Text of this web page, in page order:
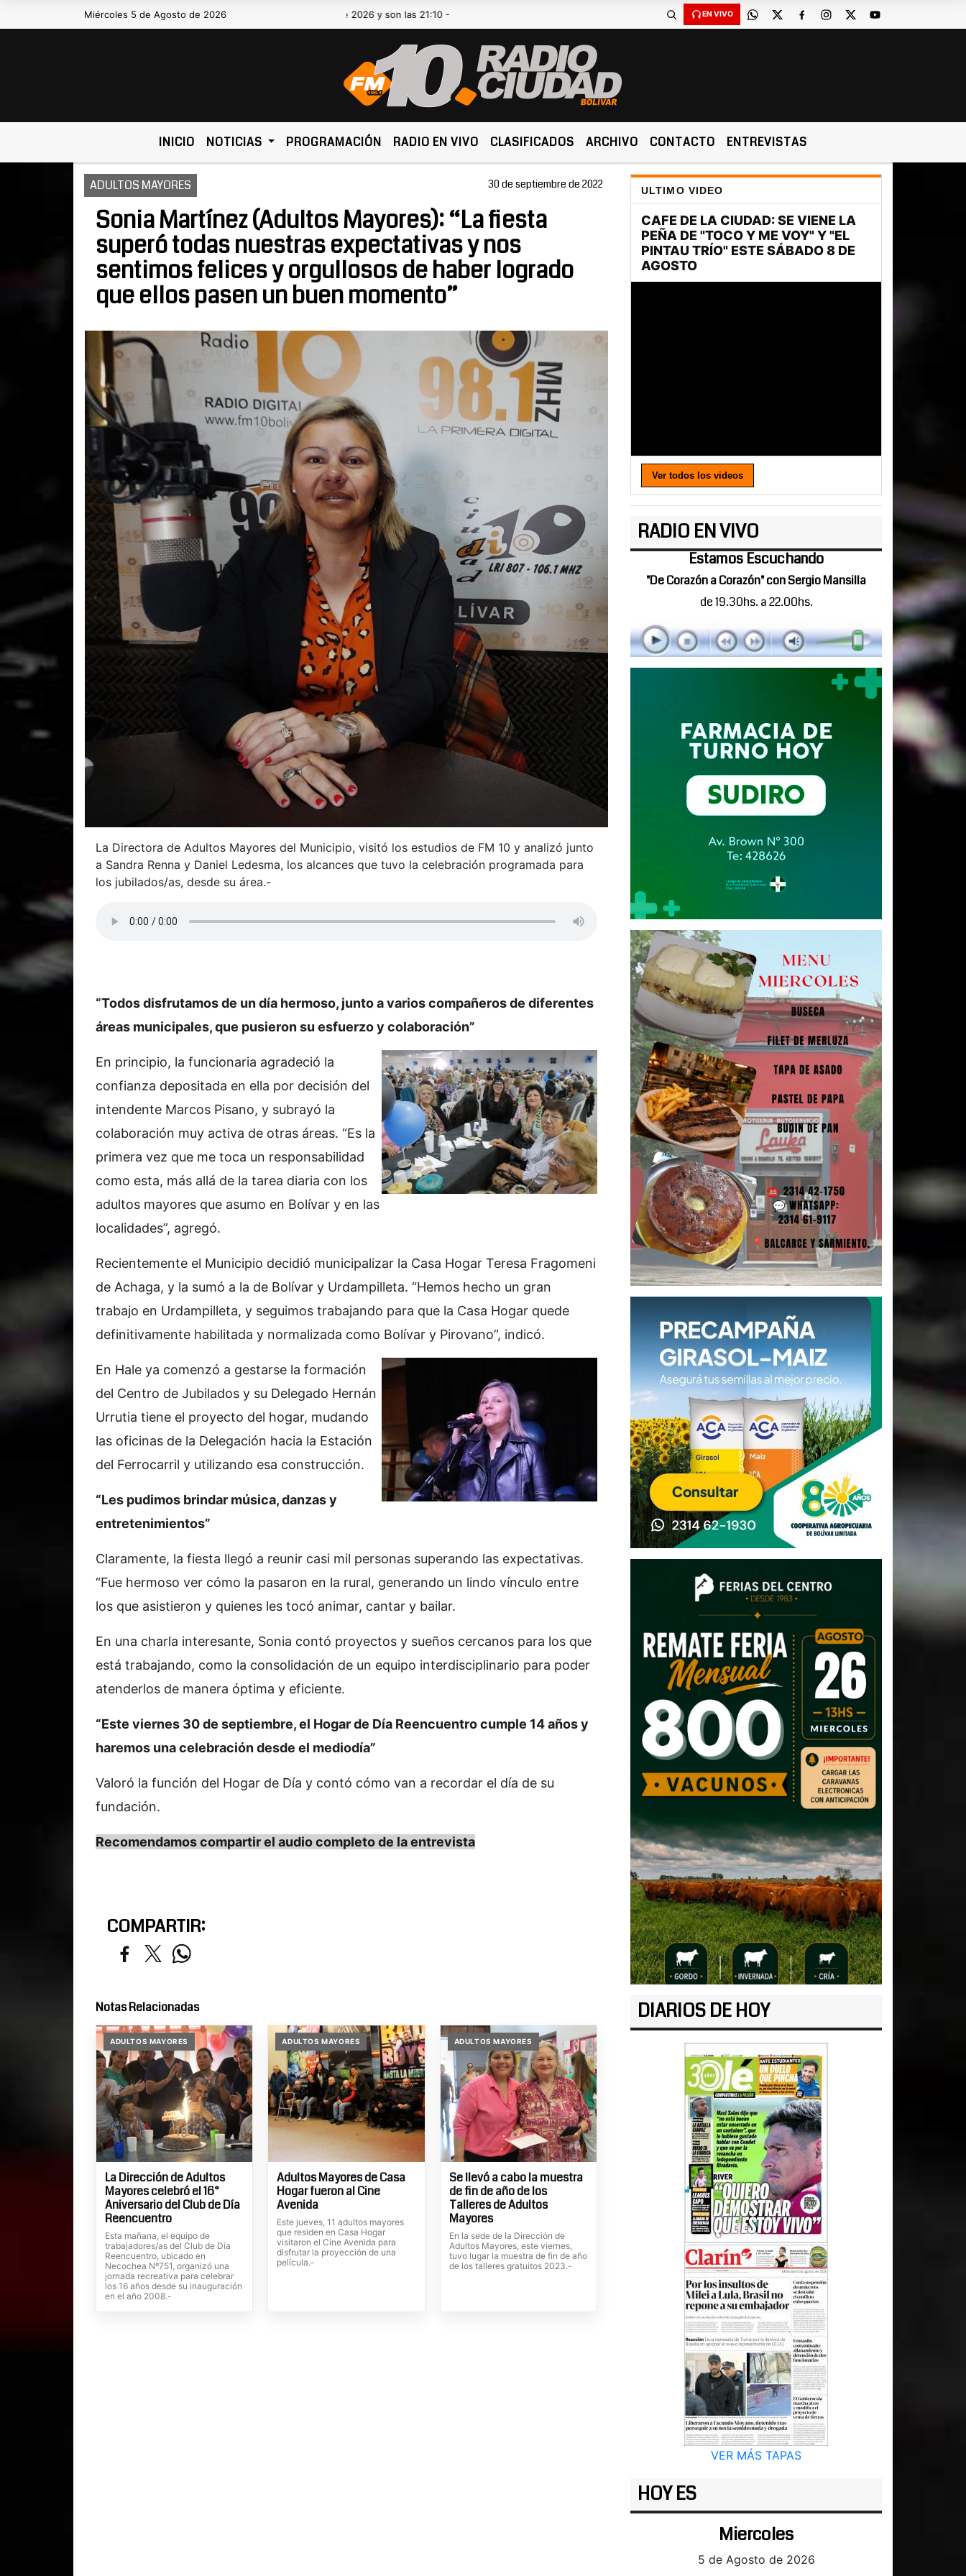
Miércoles 5 de Agosto de 2026
Hoy es Miércoles 5 de Agosto de 2026 y son las 21:10 - EN VIVO
INICIO NOTICIAS PROGRAMACIÓN RADIO EN VIVO CLASIFICADOS ARCHIVO CONTACTO ENTREVISTAS
ADULTOS MAYORES 30 de septiembre de 2022
Sonia Martínez (Adultos Mayores): “La fiesta
superó todas nuestras expectativas y nos
sentimos felices y orgullosos de haber logrado
que ellos pasen un buen momento”
La Directora de Adultos Mayores del Municipio, visitó los estudios de FM 10 y analizó junto
a Sandra Renna y Daniel Ledesma, los alcances que tuvo la celebración programada para
los jubilados/as, desde su área.-
“Todos disfrutamos de un día hermoso, junto a varios compañeros de diferentes
áreas municipales, que pusieron su esfuerzo y colaboración”
En principio, la funcionaria agradeció la
confianza depositada en ella por decisión del
intendente Marcos Pisano, y subrayó la
colaboración muy activa de otras áreas. “Es la
primera vez que me toca un responsabilidad
como esta, más allá de la tarea diaria con los
adultos mayores que asumo en Bolívar y en las
localidades”, agregó.
Recientemente el Municipio decidió municipalizar la Casa Hogar Teresa Fragomeni
de Achaga, y la sumó a la de Bolívar y Urdampilleta. “Hemos hecho un gran
trabajo en Urdampilleta, y seguimos trabajando para que la Casa Hogar quede
definitivamente habilitada y normalizada como Bolívar y Pirovano”, indicó.
En Hale ya comenzó a gestarse la formación
del Centro de Jubilados y su Delegado Hernán
Urrutia tiene el proyecto del hogar, mudando
las oficinas de la Delegación hacia la Estación
del Ferrocarril y utilizando esa construcción.
“Les pudimos brindar música, danzas y
entretenimientos”
Claramente, la fiesta llegó a reunir casi mil personas superando las expectativas.
“Fue hermoso ver cómo la pasaron en la rural, generando un lindo vínculo entre
los que asistieron y quienes les tocó animar, cantar y bailar.
En una charla interesante, Sonia contó proyectos y sueños cercanos para los que
está trabajando, como la consolidación de un equipo interdisciplinario para poder
atenderlos de manera óptima y eficiente.
“Este viernes 30 de septiembre, el Hogar de Día Reencuentro cumple 14 años y
haremos una celebración desde el mediodía”
Valoró la función del Hogar de Día y contó cómo van a recordar el día de su
fundación.
Recomendamos compartir el audio completo de la entrevista
COMPARTIR:
Notas Relacionadas
ADULTOS MAYORES
La Dirección de Adultos
Mayores celebró el 16°
Aniversario del Club de Día
Reencuentro
Esta mañana, el equipo de
trabajadores/as del Club de Día
Reencuentro, ubicado en
Necochea Nº751, organizó una
jornada recreativa para celebrar
los 16 años desde su inauguración
en el año 2008.-
ADULTOS MAYORES
Adultos Mayores de Casa
Hogar fueron al Cine
Avenida
Este jueves, 11 adultos mayores
que residen en Casa Hogar
visitaron el Cine Avenida para
disfrutar la proyección de una
película.-
ADULTOS MAYORES
Se llevó a cabo la muestra
de fin de año de los
Talleres de Adultos
Mayores
En la sede de la Dirección de
Adultos Mayores, este viernes,
tuvo lugar la muestra de fin de año
de los talleres gratuitos 2023.-
ULTIMO VIDEO
Ver todos los videos
RADIO EN VIVO
Estamos Escuchando
"De Corazón a Corazón" con Sergio Mansilla
de 19.30hs. a 22.00hs.
DIARIOS DE HOY
VER MÁS TAPAS
HOY ES
Miercoles
5 de Agosto de 2026